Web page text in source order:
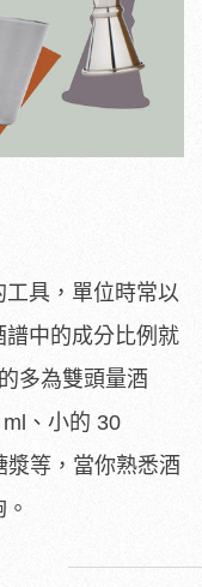
具，單位時常以
中的成分比例就
多為雙頭量酒
、小的 30
漿等，當你熟悉酒